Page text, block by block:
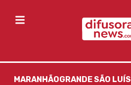
MARANHÃOGRANDE SÃO LUÍS